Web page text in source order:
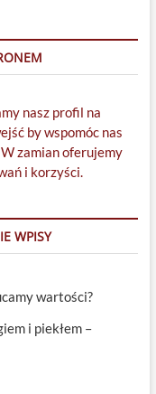
nasz profil na
by wspomóc nas
zamian oferujemy
i korzyści.
WPISY
wartości?
i piekłem –